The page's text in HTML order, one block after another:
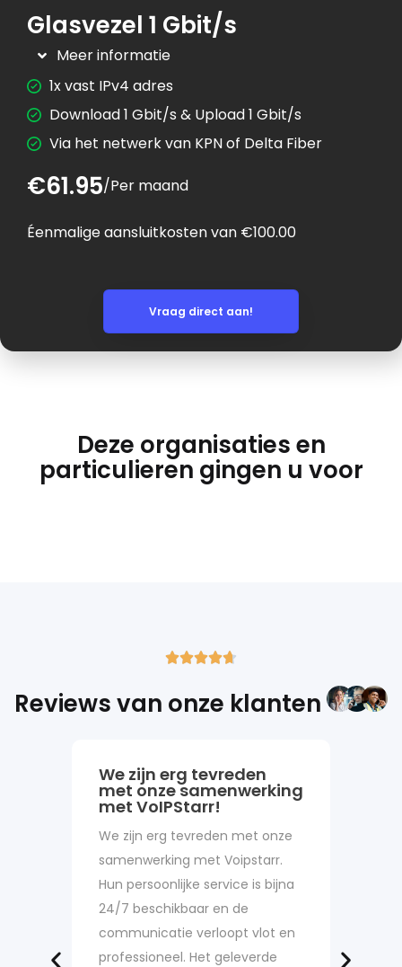
Glasvezel 1 Gbit/s
Meer informatie
1x vast IPv4 adres
Download 1 Gbit/s & Upload 1 Gbit/s
Via het netwerk van KPN of Delta Fiber
€61.95/Per maand
Éenmalige aansluitkosten van €100.00
Vraag direct aan!
Deze organisaties en
particulieren gingen u voor

Reviews van onze klanten
We zijn erg tevreden
met onze samenwerking
met VoIPStarr!
We zijn erg tevreden met onze
samenwerking met Voipstarr.
Hun persoonlijke service is bijna
24/7 beschikbaar en de
communicatie verloopt vlot en
professioneel. Het geleverde